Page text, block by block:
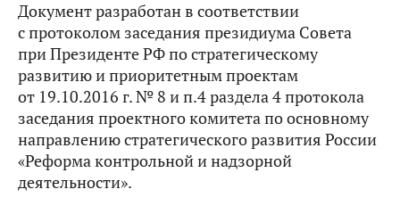
Документ разработан в соответствии
с протоколом заседания президиума Совета
при Президенте РФ по стратегическому
развитию и приоритетным проектам
от 19.10.2016 г. № 8 и п.4 раздела 4 протокола
заседания проектного комитета по основному
направлению стратегического развития России
«Реформа контрольной и надзорной
деятельности».